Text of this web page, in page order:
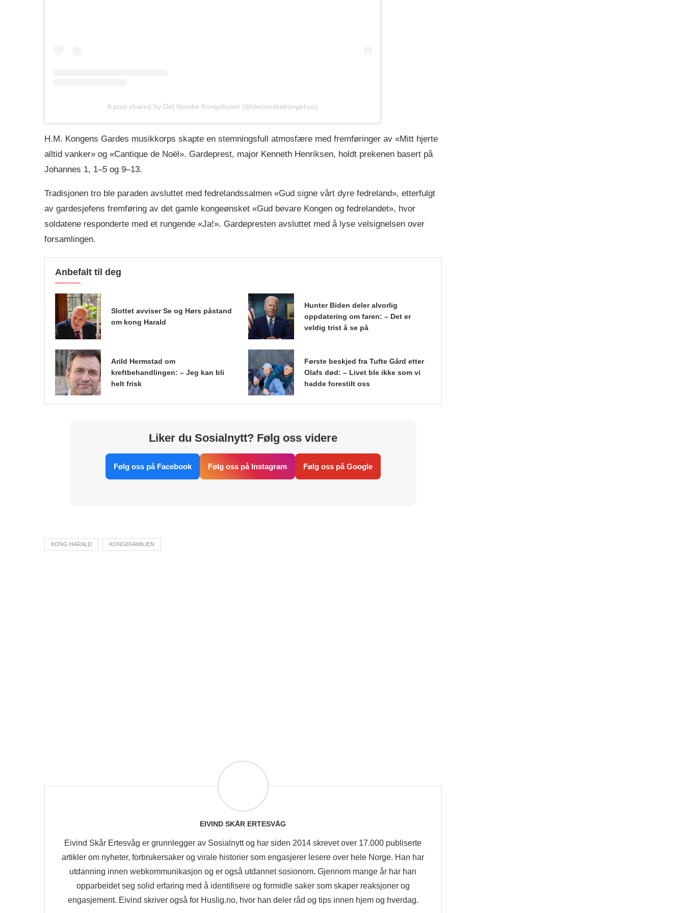
A post shared by Det Norske Kongehuset (@detnorskekongehus)
H.M. Kongens Gardes musikkorps skapte en stemningsfull atmosfære med fremføringer av «Mitt hjerte
alltid vanker» og «Cantique de Noël». Gardeprest, major Kenneth Henriksen, holdt prekenen basert på
Johannes 1, 1–5 og 9–13.
Tradisjonen tro ble paraden avsluttet med fedrelandssalmen «Gud signe vårt dyre fedreland», etterfulgt
av gardesjefens fremføring av det gamle kongeønsket «Gud bevare Kongen og fedrelandet», hvor
soldatene responderte med et rungende «Ja!». Gardepresten avsluttet med å lyse velsignelsen over
forsamlingen.
Anbefalt til deg
Slottet avviser Se og Hørs påstand
om kong Harald
Hunter Biden deler alvorlig
oppdatering om faren: – Det er
veldig trist å se på
Arild Hermstad om
kreftbehandlingen: – Jeg kan bli
helt frisk
Første beskjed fra Tufte Gård etter
Olafs død: – Livet ble ikke som vi
hadde forestilt oss
Liker du Sosialnytt? Følg oss videre
Følg oss på Facebook Følg oss på Instagram Følg oss på Google
KONG HARALD KONGEFAMILIEN
EIVIND SKÅR ERTESVÅG
Eivind Skår Ertesvåg er grunnlegger av Sosialnytt og har siden 2014 skrevet over 17.000 publiserte
artikler om nyheter, forbrukersaker og virale historier som engasjerer lesere over hele Norge. Han har
utdanning innen webkommunikasjon og er også utdannet sosionom. Gjennom mange år har han
opparbeidet seg solid erfaring med å identifisere og formidle saker som skaper reaksjoner og
engasjement. Eivind skriver også for Huslig.no, hvor han deler råd og tips innen hjem og hverdag.